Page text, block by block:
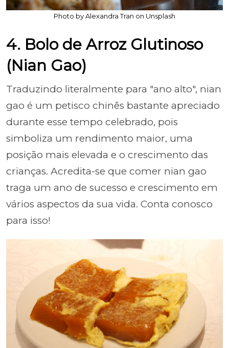
Photo by Alexandra Tran on Unsplash
4. Bolo de Arroz Glutinoso
(Nian Gao)
Traduzindo literalmente para "ano alto", nian
gao é um petisco chinês bastante apreciado
durante esse tempo celebrado, pois
simboliza um rendimento maior, uma
posição mais elevada e o crescimento das
crianças. Acredita-se que comer nian gao
traga um ano de sucesso e crescimento em
vários aspectos da sua vida. Conta conosco
para isso!